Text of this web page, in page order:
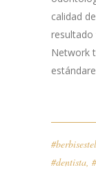
calidad
resultado
Network
#dentista,